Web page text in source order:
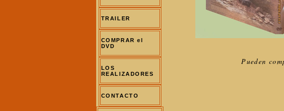
TRAILER
COMPRAR el
DVD
LOS
REALIZADORES
CONTACTO
Pueden